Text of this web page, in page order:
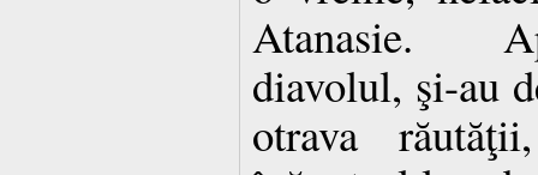
Atanasie.
diavolul, şi-au
otrava